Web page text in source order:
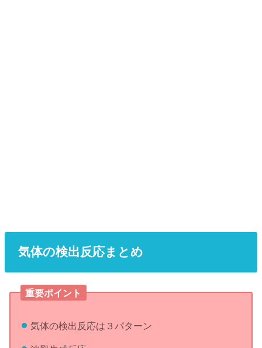
気体の検出反応まとめ
重要ポイント
気体の検出反応は３パターン